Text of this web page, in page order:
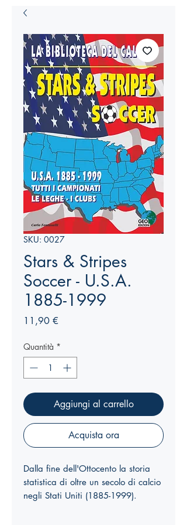
SKU: 0027
Stars & Stripes
Soccer - U.S.A.
1885-1999
11,90 €
Quantità *
Aggiungi al carrello
Acquista ora
Dalla fine dell'Ottocento la storia
statistica di oltre un secolo di calcio
negli Stati Uniti (1885-1999).